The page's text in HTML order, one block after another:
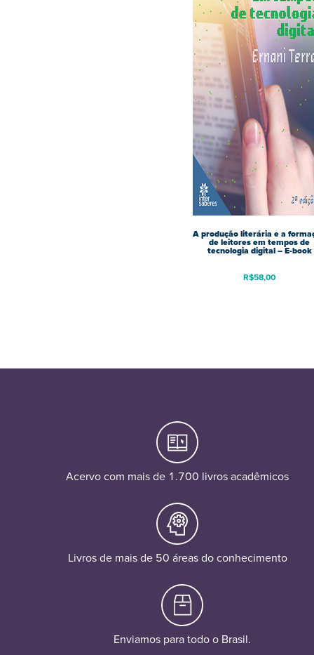
A produção literária e a
de leitores em tempos de
tecnologia digital – E-book
R$58,00
Acervo com mais de 1.700 livros acadêmicos
Livros de mais de 50 áreas do conhecimento
Enviamos para todo o Brasil.